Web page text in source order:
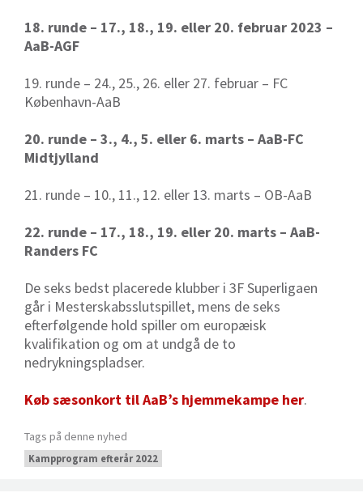
18. runde – 17., 18., 19. eller 20. februar 2023 –
AaB-AGF
19. runde – 24., 25., 26. eller 27. februar – FC
København-AaB
20. runde – 3., 4., 5. eller 6. marts – AaB-FC
Midtjylland
21. runde – 10., 11., 12. eller 13. marts – OB-AaB
22. runde – 17., 18., 19. eller 20. marts – AaB-
Randers FC
De seks bedst placerede klubber i 3F Superligaen
går i Mesterskabsslutspillet, mens de seks
efterfølgende hold spiller om europæisk
kvalifikation og om at undgå de to
nedrykningspladser.
Køb sæsonkort til AaB’s hjemmekampe her.
Tags på denne nyhed
Kampprogram efterår 2022